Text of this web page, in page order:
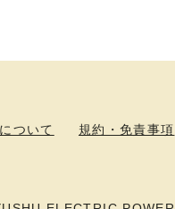
ついて 規約・免責事項